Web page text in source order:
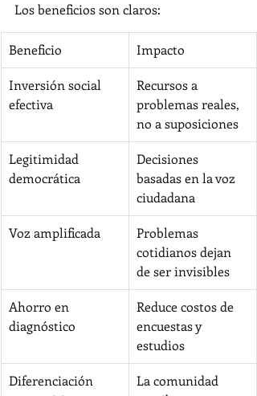
Los beneficios son claros:
Beneficio Impacto
Inversión social
efectiva
Recursos a
problemas reales,
no a suposiciones
Legitimidad
democrática
Decisiones
basadas en la voz
ciudadana
Voz amplificada
Problemas
cotidianos dejan
de ser invisibles
Ahorro en
diagnóstico
Reduce costos de
encuestas y
estudios
Diferenciación
La comunidad